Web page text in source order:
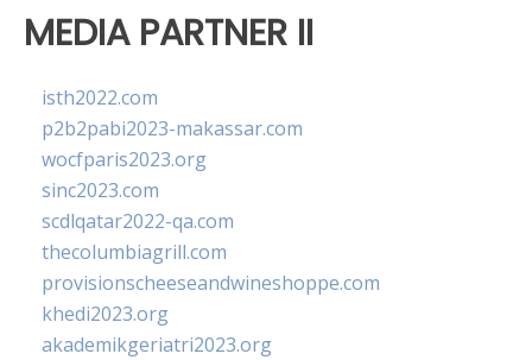
MEDIA PARTNER II
isth2022.com
p2b2pabi2023-makassar.com
wocfparis2023.org
sinc2023.com
scdlqatar2022-qa.com
thecolumbiagrill.com
provisionscheeseandwineshoppe.com
khedi2023.org
akademikgeriatri2023.org